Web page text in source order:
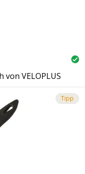
VELOPLUS
Tipp